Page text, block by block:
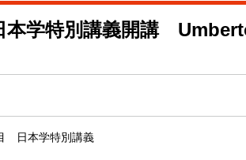
本学特別講義開講
日本学特別講義